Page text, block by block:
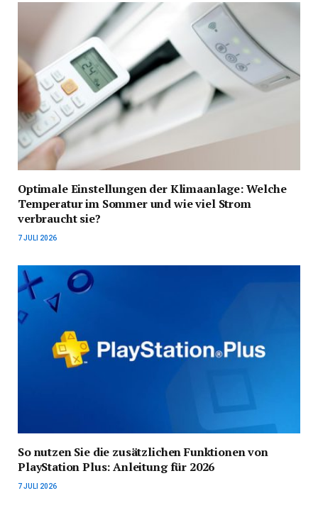
Optimale Einstellungen der Klimaanlage: Welche
Temperatur im Sommer und wie viel Strom
verbraucht sie?
7 JULI 2026
So nutzen Sie die zusätzlichen Funktionen von
PlayStation Plus: Anleitung für 2026
7 JULI 2026